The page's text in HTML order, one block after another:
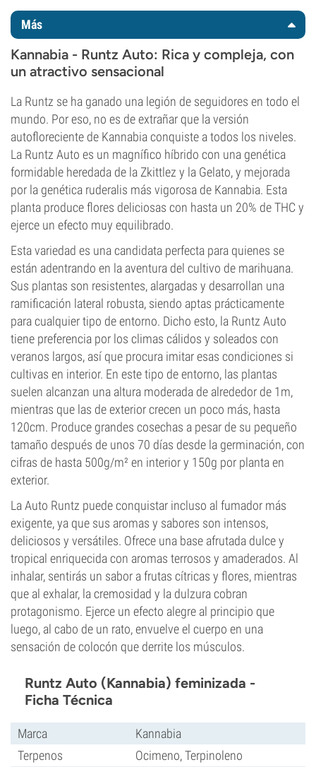
Más
Kannabia - Runtz Auto: Rica y compleja, con
un atractivo sensacional
La Runtz se ha ganado una legión de seguidores en todo el
mundo. Por eso, no es de extrañar que la versión
autofloreciente de Kannabia conquiste a todos los niveles.
La Runtz Auto es un magnífico híbrido con una genética
formidable heredada de la Zkittlez y la Gelato, y mejorada
por la genética ruderalis más vigorosa de Kannabia. Esta
planta produce flores deliciosas con hasta un 20% de THC y
ejerce un efecto muy equilibrado.
Esta variedad es una candidata perfecta para quienes se
están adentrando en la aventura del cultivo de marihuana.
Sus plantas son resistentes, alargadas y desarrollan una
ramificación lateral robusta, siendo aptas prácticamente
para cualquier tipo de entorno. Dicho esto, la Runtz Auto
tiene preferencia por los climas cálidos y soleados con
veranos largos, así que procura imitar esas condiciones si
cultivas en interior. En este tipo de entorno, las plantas
suelen alcanzan una altura moderada de alrededor de 1m,
mientras que las de exterior crecen un poco más, hasta
120cm. Produce grandes cosechas a pesar de su pequeño
tamaño después de unos 70 días desde la germinación, con
cifras de hasta 500g/m² en interior y 150g por planta en
exterior.
La Auto Runtz puede conquistar incluso al fumador más
exigente, ya que sus aromas y sabores son intensos,
deliciosos y versátiles. Ofrece una base afrutada dulce y
tropical enriquecida con aromas terrosos y amaderados. Al
inhalar, sentirás un sabor a frutas cítricas y flores, mientras
que al exhalar, la cremosidad y la dulzura cobran
protagonismo. Ejerce un efecto alegre al principio que
luego, al cabo de un rato, envuelve el cuerpo en una
sensación de colocón que derrite los músculos.
Runtz Auto (Kannabia) feminizada -
Ficha Técnica
Marca
Kannabia
Terpenos
Ocimeno, Terpinoleno